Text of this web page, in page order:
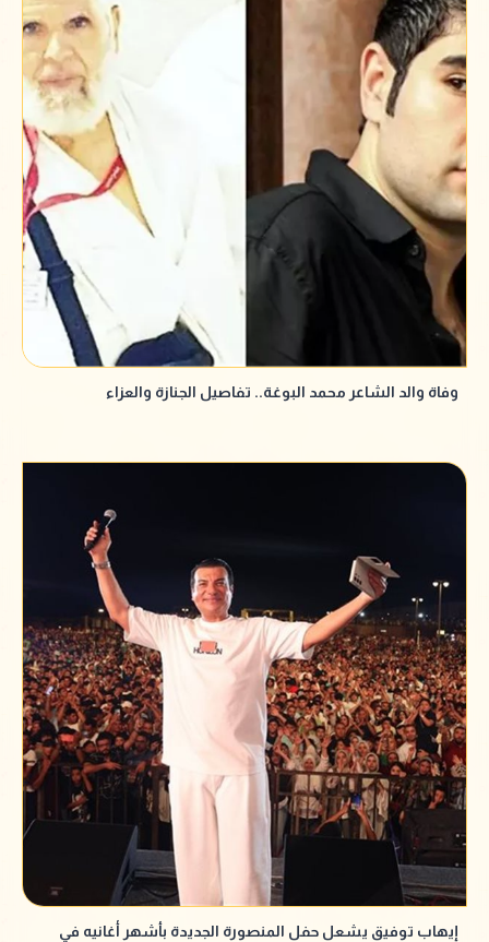
وفاة والد الشاعر محمد البوغة.. تفاصيل الجنازة والعزاء
إيهاب توفيق يشعل حفل المنصورة الجديدة بأشهر أغانيه في